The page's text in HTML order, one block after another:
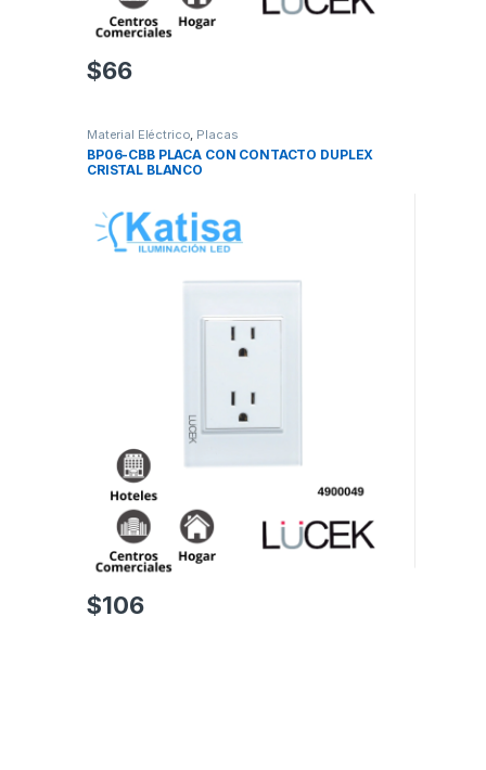
$66
Material Eléctrico, Placas
BP06-CBB PLACA CON CONTACTO DUPLEX
CRISTAL BLANCO
$106